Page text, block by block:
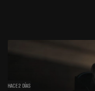
HACE 2 DÍAS